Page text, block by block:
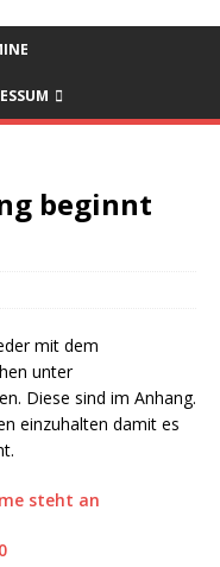
beginnt
mit dem
unter
Diese sind im Anhang.
einzuhalten damit es
steht an